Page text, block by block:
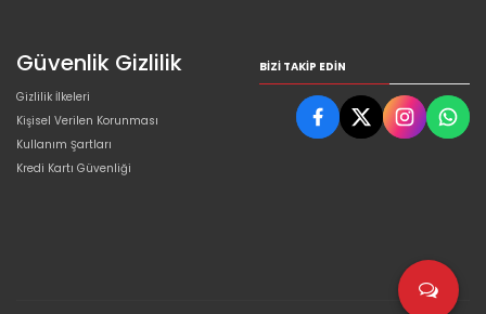
Güvenlik Gizlilik
Gizlilik İlkeleri
Kişisel Verilen Korunması
Kullanım Şartları
Kredi Kartı Güvenliği
BIZI TAKIP EDIN